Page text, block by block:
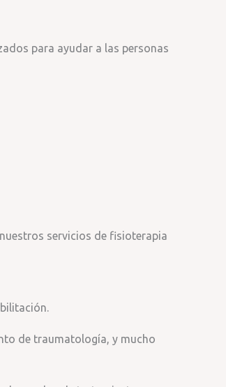
para ayudar a las personas
servicios de fisioterapia
de traumatología, y mucho